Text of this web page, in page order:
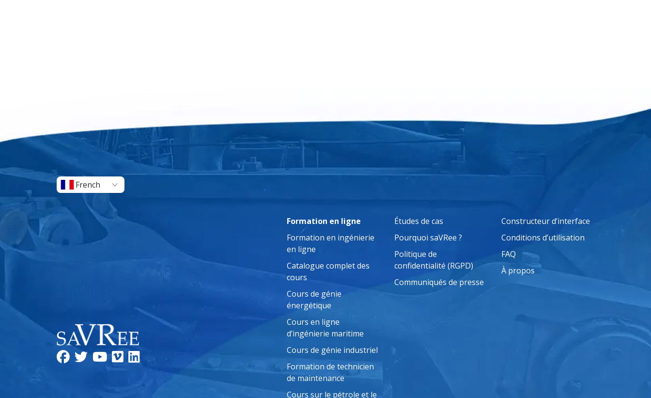
French
Formation en ligne
Formation en ingénierie
en ligne
Catalogue complet des
cours
Cours de génie
énergétique
Cours en ligne
d’ingénierie maritime
Cours de génie industriel
Formation de technicien
de maintenance
Cours sur le pétrole et le
Études de cas
Pourquoi saVRee ?
Politique de
confidentialité (RGPD)
Communiqués de presse
Constructeur d’interface
Conditions d’utilisation
FAQ
À propos